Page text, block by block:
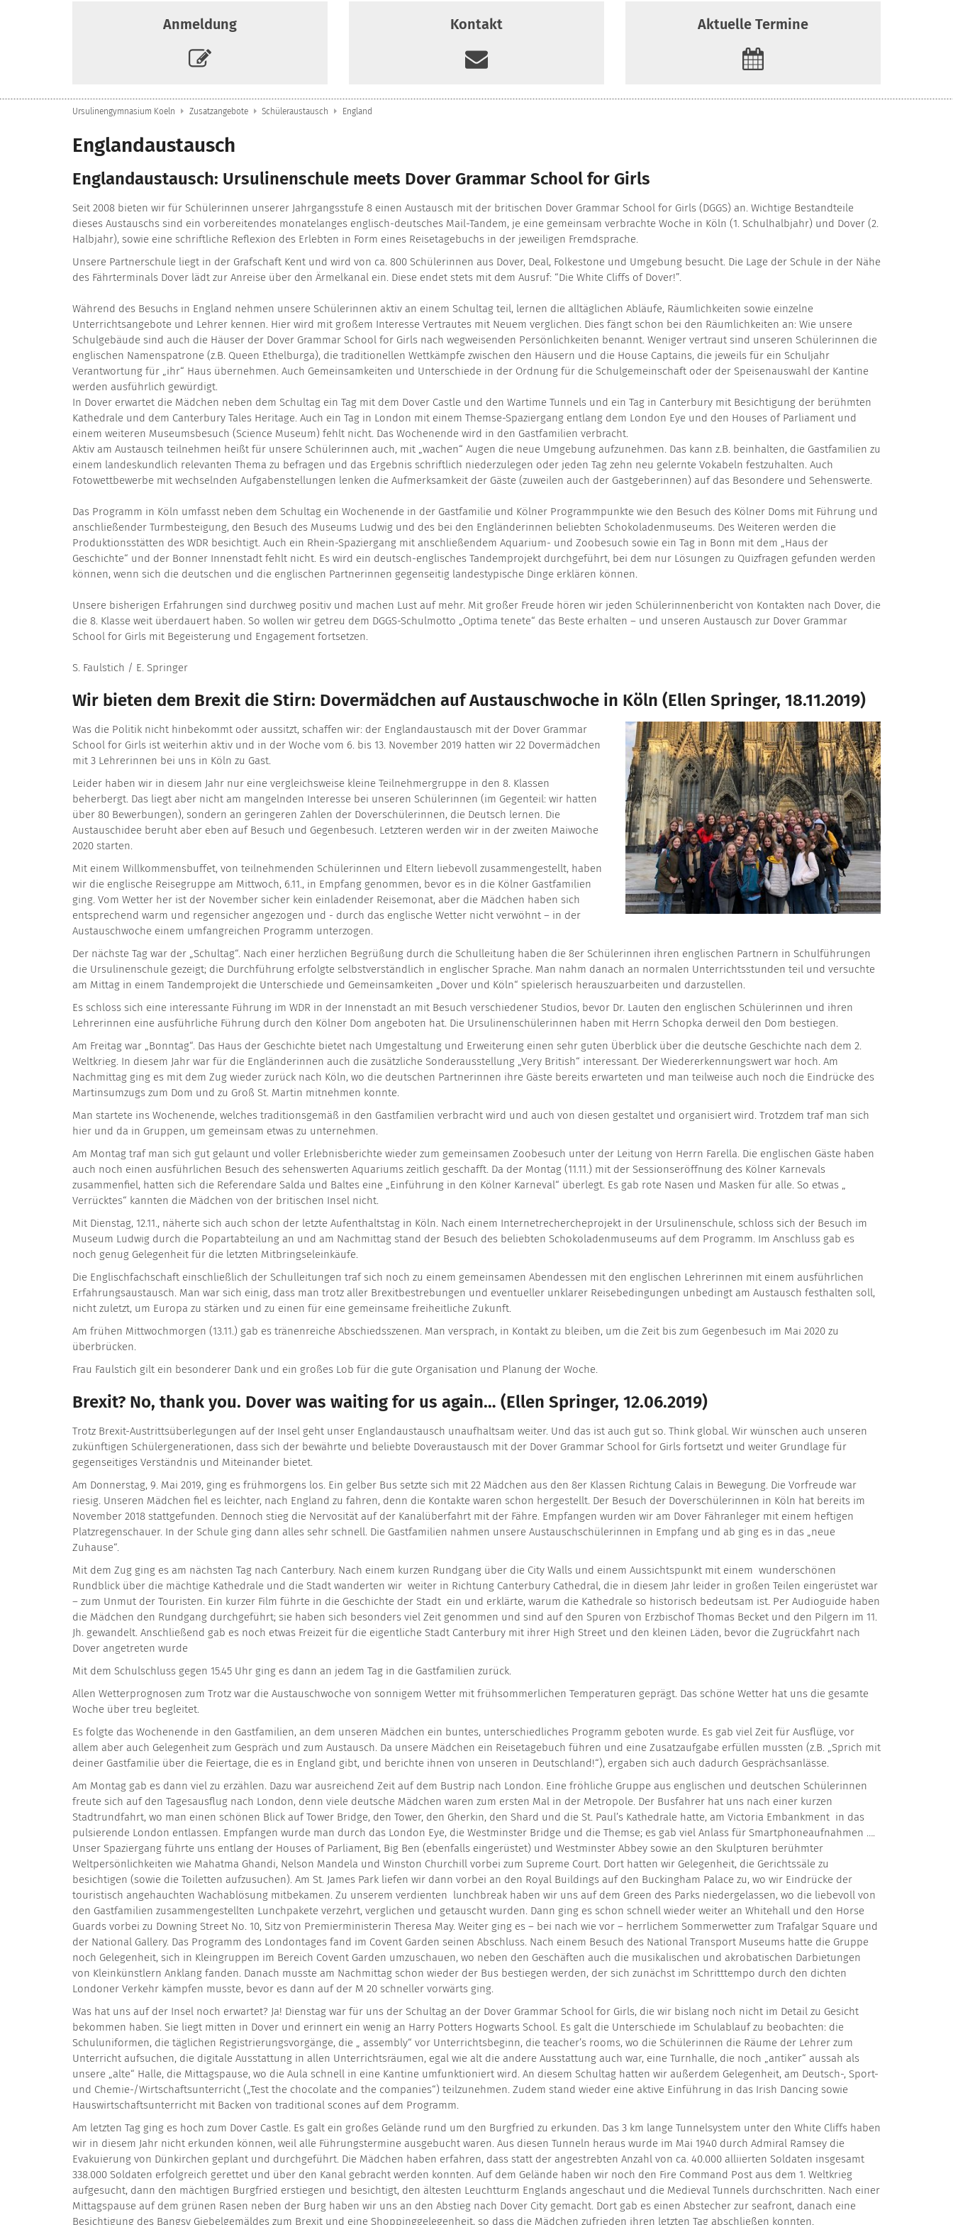
Anmeldung Kontakt Aktuelle Termine
Ursulinengymnasium Koeln Zusatzangebote Schüleraustausch England
Englandaustausch
Englandaustausch: Ursulinenschule meets Dover Grammar School for Girls
Seit 2008 bieten wir für Schülerinnen unserer Jahrgangsstufe 8 einen Austausch mit der britischen Dover Grammar School for Girls (DGGS) an. Wichtige Bestandteile
dieses Austauschs sind ein vorbereitendes monatelanges englisch-deutsches Mail-Tandem, je eine gemeinsam verbrachte Woche in Köln (1. Schulhalbjahr) und Dover (2.
Halbjahr), sowie eine schriftliche Reflexion des Erlebten in Form eines Reisetagebuchs in der jeweiligen Fremdsprache.
Unsere Partnerschule liegt in der Grafschaft Kent und wird von ca. 800 Schülerinnen aus Dover, Deal, Folkestone und Umgebung besucht. Die Lage der Schule in der Nähe
des Fährterminals Dover lädt zur Anreise über den Ärmelkanal ein. Diese endet stets mit dem Ausruf: “Die White Cliffs of Dover!”.
Während des Besuchs in England nehmen unsere Schülerinnen aktiv an einem Schultag teil, lernen die alltäglichen Abläufe, Räumlichkeiten sowie einzelne
Unterrichtsangebote und Lehrer kennen. Hier wird mit großem Interesse Vertrautes mit Neuem verglichen. Dies fängt schon bei den Räumlichkeiten an: Wie unsere
Schulgebäude sind auch die Häuser der Dover Grammar School for Girls nach wegweisenden Persönlichkeiten benannt. Weniger vertraut sind unseren Schülerinnen die
englischen Namenspatrone (z.B. Queen Ethelburga), die traditionellen Wettkämpfe zwischen den Häusern und die House Captains, die jeweils für ein Schuljahr
Verantwortung für „ihr“ Haus übernehmen. Auch Gemeinsamkeiten und Unterschiede in der Ordnung für die Schulgemeinschaft oder der Speisenauswahl der Kantine
werden ausführlich gewürdigt.
In Dover erwartet die Mädchen neben dem Schultag ein Tag mit dem Dover Castle und den Wartime Tunnels und ein Tag in Canterbury mit Besichtigung der berühmten
Kathedrale und dem Canterbury Tales Heritage. Auch ein Tag in London mit einem Themse-Spaziergang entlang dem London Eye und den Houses of Parliament und
einem weiteren Museumsbesuch (Science Museum) fehlt nicht. Das Wochenende wird in den Gastfamilien verbracht.
Aktiv am Austausch teilnehmen heißt für unsere Schülerinnen auch, mit „wachen“ Augen die neue Umgebung aufzunehmen. Das kann z.B. beinhalten, die Gastfamilien zu
einem landeskundlich relevanten Thema zu befragen und das Ergebnis schriftlich niederzulegen oder jeden Tag zehn neu gelernte Vokabeln festzuhalten. Auch
Fotowettbewerbe mit wechselnden Aufgabenstellungen lenken die Aufmerksamkeit der Gäste (zuweilen auch der Gastgeberinnen) auf das Besondere und Sehenswerte.
Das Programm in Köln umfasst neben dem Schultag ein Wochenende in der Gastfamilie und Kölner Programmpunkte wie den Besuch des Kölner Doms mit Führung und
anschließender Turmbesteigung, den Besuch des Museums Ludwig und des bei den Engländerinnen beliebten Schokoladenmuseums. Des Weiteren werden die
Produktionsstätten des WDR besichtigt. Auch ein Rhein-Spaziergang mit anschließendem Aquarium- und Zoobesuch sowie ein Tag in Bonn mit dem „Haus der
Geschichte“ und der Bonner Innenstadt fehlt nicht. Es wird ein deutsch-englisches Tandemprojekt durchgeführt, bei dem nur Lösungen zu Quizfragen gefunden werden
können, wenn sich die deutschen und die englischen Partnerinnen gegenseitig landestypische Dinge erklären können.
Unsere bisherigen Erfahrungen sind durchweg positiv und machen Lust auf mehr. Mit großer Freude hören wir jeden Schülerinnenbericht von Kontakten nach Dover, die
die 8. Klasse weit überdauert haben. So wollen wir getreu dem DGGS-Schulmotto „Optima tenete“ das Beste erhalten – und unseren Austausch zur Dover Grammar
School for Girls mit Begeisterung und Engagement fortsetzen.
S. Faulstich / E. Springer
Wir bieten dem Brexit die Stirn: Dovermädchen auf Austauschwoche in Köln (Ellen Springer, 18.11.2019)
Was die Politik nicht hinbekommt oder aussitzt, schaffen wir: der Englandaustausch mit der Dover Grammar
School for Girls ist weiterhin aktiv und in der Woche vom 6. bis 13. November 2019 hatten wir 22 Dovermädchen
mit 3 Lehrerinnen bei uns in Köln zu Gast.
Leider haben wir in diesem Jahr nur eine vergleichsweise kleine Teilnehmergruppe in den 8. Klassen
beherbergt. Das liegt aber nicht am mangelnden Interesse bei unseren Schülerinnen (im Gegenteil: wir hatten
über 80 Bewerbungen), sondern an geringeren Zahlen der Doverschülerinnen, die Deutsch lernen. Die
Austauschidee beruht aber eben auf Besuch und Gegenbesuch. Letzteren werden wir in der zweiten Maiwoche
2020 starten.
Mit einem Willkommensbuffet, von teilnehmenden Schülerinnen und Eltern liebevoll zusammengestellt, haben
wir die englische Reisegruppe am Mittwoch, 6.11., in Empfang genommen, bevor es in die Kölner Gastfamilien
ging. Vom Wetter her ist der November sicher kein einladender Reisemonat, aber die Mädchen haben sich
entsprechend warm und regensicher angezogen und - durch das englische Wetter nicht verwöhnt – in der
Austauschwoche einem umfangreichen Programm unterzogen.
Der nächste Tag war der „Schultag“. Nach einer herzlichen Begrüßung durch die Schulleitung haben die 8er Schülerinnen ihren englischen Partnern in Schulführungen
die Ursulinenschule gezeigt; die Durchführung erfolgte selbstverständlich in englischer Sprache. Man nahm danach an normalen Unterrichtsstunden teil und versuchte
am Mittag in einem Tandemprojekt die Unterschiede und Gemeinsamkeiten „Dover und Köln“ spielerisch herauszuarbeiten und darzustellen.
Es schloss sich eine interessante Führung im WDR in der Innenstadt an mit Besuch verschiedener Studios, bevor Dr. Lauten den englischen Schülerinnen und ihren
Lehrerinnen eine ausführliche Führung durch den Kölner Dom angeboten hat. Die Ursulinenschülerinnen haben mit Herrn Schopka derweil den Dom bestiegen.
Am Freitag war „Bonntag“. Das Haus der Geschichte bietet nach Umgestaltung und Erweiterung einen sehr guten Überblick über die deutsche Geschichte nach dem 2.
Weltkrieg. In diesem Jahr war für die Engländerinnen auch die zusätzliche Sonderausstellung „Very British“ interessant. Der Wiedererkennungswert war hoch. Am
Nachmittag ging es mit dem Zug wieder zurück nach Köln, wo die deutschen Partnerinnen ihre Gäste bereits erwarteten und man teilweise auch noch die Eindrücke des
Martinsumzugs zum Dom und zu Groß St. Martin mitnehmen konnte.
Man startete ins Wochenende, welches traditionsgemäß in den Gastfamilien verbracht wird und auch von diesen gestaltet und organisiert wird. Trotzdem traf man sich
hier und da in Gruppen, um gemeinsam etwas zu unternehmen.
Am Montag traf man sich gut gelaunt und voller Erlebnisberichte wieder zum gemeinsamen Zoobesuch unter der Leitung von Herrn Farella. Die englischen Gäste haben
auch noch einen ausführlichen Besuch des sehenswerten Aquariums zeitlich geschafft. Da der Montag (11.11.) mit der Sessionseröffnung des Kölner Karnevals
zusammenfiel, hatten sich die Referendare Salda und Baltes eine „Einführung in den Kölner Karneval“ überlegt. Es gab rote Nasen und Masken für alle. So etwas „
Verrücktes“ kannten die Mädchen von der britischen Insel nicht.
Mit Dienstag, 12.11., näherte sich auch schon der letzte Aufenthaltstag in Köln. Nach einem Internetrechercheprojekt in der Ursulinenschule, schloss sich der Besuch im
Museum Ludwig durch die Popartabteilung an und am Nachmittag stand der Besuch des beliebten Schokoladenmuseums auf dem Programm. Im Anschluss gab es
noch genug Gelegenheit für die letzten Mitbringseleinkäufe.
Die Englischfachschaft einschließlich der Schulleitungen traf sich noch zu einem gemeinsamen Abendessen mit den englischen Lehrerinnen mit einem ausführlichen
Erfahrungsaustausch. Man war sich einig, dass man trotz aller Brexitbestrebungen und eventueller unklarer Reisebedingungen unbedingt am Austausch festhalten soll,
nicht zuletzt, um Europa zu stärken und zu einen für eine gemeinsame freiheitliche Zukunft.
Am frühen Mittwochmorgen (13.11.) gab es tränenreiche Abschiedsszenen. Man versprach, in Kontakt zu bleiben, um die Zeit bis zum Gegenbesuch im Mai 2020 zu
überbrücken.
Frau Faulstich gilt ein besonderer Dank und ein großes Lob für die gute Organisation und Planung der Woche.
Brexit? No, thank you. Dover was waiting for us again… (Ellen Springer, 12.06.2019)
Trotz Brexit-Austrittsüberlegungen auf der Insel geht unser Englandaustausch unaufhaltsam weiter. Und das ist auch gut so. Think global. Wir wünschen auch unseren
zukünftigen Schülergenerationen, dass sich der bewährte und beliebte Doveraustausch mit der Dover Grammar School for Girls fortsetzt und weiter Grundlage für
gegenseitiges Verständnis und Miteinander bietet.
Am Donnerstag, 9. Mai 2019, ging es frühmorgens los. Ein gelber Bus setzte sich mit 22 Mädchen aus den 8er Klassen Richtung Calais in Bewegung. Die Vorfreude war
riesig. Unseren Mädchen fiel es leichter, nach England zu fahren, denn die Kontakte waren schon hergestellt. Der Besuch der Doverschülerinnen in Köln hat bereits im
November 2018 stattgefunden. Dennoch stieg die Nervosität auf der Kanalüberfahrt mit der Fähre. Empfangen wurden wir am Dover Fähranleger mit einem heftigen
Platzregenschauer. In der Schule ging dann alles sehr schnell. Die Gastfamilien nahmen unsere Austauschschülerinnen in Empfang und ab ging es in das „neue
Zuhause“.
Mit dem Zug ging es am nächsten Tag nach Canterbury. Nach einem kurzen Rundgang über die City Walls und einem Aussichtspunkt mit einem wunderschönen
Rundblick über die mächtige Kathedrale und die Stadt wanderten wir weiter in Richtung Canterbury Cathedral, die in diesem Jahr leider in großen Teilen eingerüstet war
– zum Unmut der Touristen. Ein kurzer Film führte in die Geschichte der Stadt ein und erklärte, warum die Kathedrale so historisch bedeutsam ist. Per Audioguide haben
die Mädchen den Rundgang durchgeführt; sie haben sich besonders viel Zeit genommen und sind auf den Spuren von Erzbischof Thomas Becket und den Pilgern im 11.
Jh. gewandelt. Anschließend gab es noch etwas Freizeit für die eigentliche Stadt Canterbury mit ihrer High Street und den kleinen Läden, bevor die Zugrückfahrt nach
Dover angetreten wurde
Mit dem Schulschluss gegen 15.45 Uhr ging es dann an jedem Tag in die Gastfamilien zurück.
Allen Wetterprognosen zum Trotz war die Austauschwoche von sonnigem Wetter mit frühsommerlichen Temperaturen geprägt. Das schöne Wetter hat uns die gesamte
Woche über treu begleitet.
Es folgte das Wochenende in den Gastfamilien, an dem unseren Mädchen ein buntes, unterschiedliches Programm geboten wurde. Es gab viel Zeit für Ausflüge, vor
allem aber auch Gelegenheit zum Gespräch und zum Austausch. Da unsere Mädchen ein Reisetagebuch führen und eine Zusatzaufgabe erfüllen mussten (z.B. „Sprich mit
deiner Gastfamilie über die Feiertage, die es in England gibt, und berichte ihnen von unseren in Deutschland!“), ergaben sich auch dadurch Gesprächsanlässe.
Am Montag gab es dann viel zu erzählen. Dazu war ausreichend Zeit auf dem Bustrip nach London. Eine fröhliche Gruppe aus englischen und deutschen Schülerinnen
freute sich auf den Tagesausflug nach London, denn viele deutsche Mädchen waren zum ersten Mal in der Metropole. Der Busfahrer hat uns nach einer kurzen
Stadtrundfahrt, wo man einen schönen Blick auf Tower Bridge, den Tower, den Gherkin, den Shard und die St. Paul’s Kathedrale hatte, am Victoria Embankment in das
pulsierende London entlassen. Empfangen wurde man durch das London Eye, die Westminster Bridge und die Themse; es gab viel Anlass für Smartphoneaufnahmen ….
Unser Spaziergang führte uns entlang der Houses of Parliament, Big Ben (ebenfalls eingerüstet) und Westminster Abbey sowie an den Skulpturen berühmter
Weltpersönlichkeiten wie Mahatma Ghandi, Nelson Mandela und Winston Churchill vorbei zum Supreme Court. Dort hatten wir Gelegenheit, die Gerichtssäle zu
besichtigen (sowie die Toiletten aufzusuchen). Am St. James Park liefen wir dann vorbei an den Royal Buildings auf den Buckingham Palace zu, wo wir Eindrücke der
touristisch angehauchten Wachablösung mitbekamen. Zu unserem verdienten lunchbreak haben wir uns auf dem Green des Parks niedergelassen, wo die liebevoll von
den Gastfamilien zusammengestellten Lunchpakete verzehrt, verglichen und getauscht wurden. Dann ging es schon schnell wieder weiter an Whitehall und den Horse
Guards vorbei zu Downing Street No. 10, Sitz von Premierministerin Theresa May. Weiter ging es – bei nach wie vor – herrlichem Sommerwetter zum Trafalgar Square und
der National Gallery. Das Programm des Londontages fand im Covent Garden seinen Abschluss. Nach einem Besuch des National Transport Museums hatte die Gruppe
noch Gelegenheit, sich in Kleingruppen im Bereich Covent Garden umzuschauen, wo neben den Geschäften auch die musikalischen und akrobatischen Darbietungen
von Kleinkünstlern Anklang fanden. Danach musste am Nachmittag schon wieder der Bus bestiegen werden, der sich zunächst im Schritttempo durch den dichten
Londoner Verkehr kämpfen musste, bevor es dann auf der M 20 schneller vorwärts ging.
Was hat uns auf der Insel noch erwartet? Ja! Dienstag war für uns der Schultag an der Dover Grammar School for Girls, die wir bislang noch nicht im Detail zu Gesicht
bekommen haben. Sie liegt mitten in Dover und erinnert ein wenig an Harry Potters Hogwarts School. Es galt die Unterschiede im Schulablauf zu beobachten: die
Schuluniformen, die täglichen Registrierungsvorgänge, die „ assembly“ vor Unterrichtsbeginn, die teacher’s rooms, wo die Schülerinnen die Räume der Lehrer zum
Unterricht aufsuchen, die digitale Ausstattung in allen Unterrichtsräumen, egal wie alt die andere Ausstattung auch war, eine Turnhalle, die noch „antiker“ aussah als
unsere „alte“ Halle, die Mittagspause, wo die Aula schnell in eine Kantine umfunktioniert wird. An diesem Schultag hatten wir außerdem Gelegenheit, am Deutsch-, Sport-
und Chemie-/Wirtschaftsunterricht („Test the chocolate and the companies“) teilzunehmen. Zudem stand wieder eine aktive Einführung in das Irish Dancing sowie
Hauswirtschaftsunterricht mit Backen von traditional scones auf dem Programm.
Am letzten Tag ging es hoch zum Dover Castle. Es galt ein großes Gelände rund um den Burgfried zu erkunden. Das 3 km lange Tunnelsystem unter den White Cliffs haben
wir in diesem Jahr nicht erkunden können, weil alle Führungstermine ausgebucht waren. Aus diesen Tunneln heraus wurde im Mai 1940 durch Admiral Ramsey die
Evakuierung von Dünkirchen geplant und durchgeführt. Die Mädchen haben erfahren, dass statt der angestrebten Anzahl von ca. 40.000 alliierten Soldaten insgesamt
338.000 Soldaten erfolgreich gerettet und über den Kanal gebracht werden konnten. Auf dem Gelände haben wir noch den Fire Command Post aus dem 1. Weltkrieg
aufgesucht, dann den mächtigen Burgfried erstiegen und besichtigt, den ältesten Leuchtturm Englands angeschaut und die Medieval Tunnels durchschritten. Nach einer
Mittagspause auf dem grünen Rasen neben der Burg haben wir uns an den Abstieg nach Dover City gemacht. Dort gab es einen Abstecher zur seafront, danach eine
Besichtigung des Bangsy Giebelgemäldes zum Brexit und eine Shoppinggelegenheit, so dass die Mädchen zufrieden ihren letzten Tag abschließen konnten.